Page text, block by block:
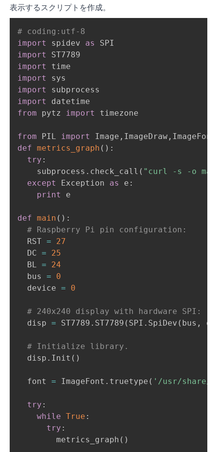
表示するスクリプトを作成。
# coding:utf-8
import
spidev as
import
import
import
import
import
from pytz import timezone
from PIL import Image , ImageDraw ,
def metrics_graph ( ) :
try :
    subprocess
. check_call ( "curl -s -o
except
Exception as e :
print
e
def main ( ) :
# Raspberry Pi pin configuration:
  RST
=
27
  DC
=
25
  BL
=
24
  bus
=
0
  device
= 0
# 240x240 display with hardware SPI:
  disp
= ST7789 . ST7789 ( SPI . SpiDev ( bus ,
# Initialize library.
  disp
. Init ( )
  font
= ImageFont . truetype ( '/usr/share/
try :
while True :
try :
        metrics_graph
( )